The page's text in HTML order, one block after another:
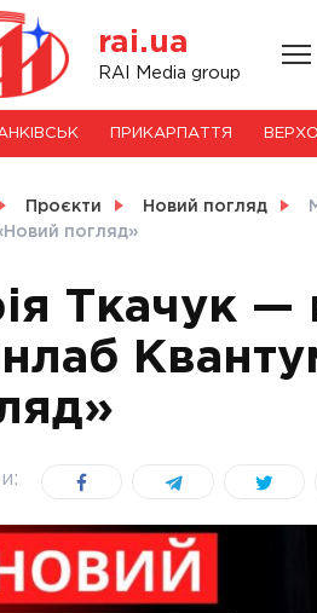
rai.ua
RAI Media group
ПРИКАРПАТТЯ
Проєкти Новий погляд
погляд»
Ткачук —